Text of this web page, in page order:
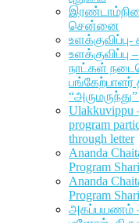
சென்னை
நாட்கள்
பங்கேற்பாளர்
Ulakkuvippu
program
through letter
Ananda
Program
Ananda
Program
அகப்பயணம் –